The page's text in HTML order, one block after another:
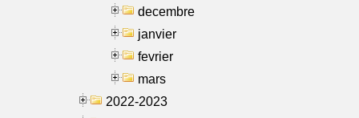
decembre
janvier
fevrier
mars
2022-2023